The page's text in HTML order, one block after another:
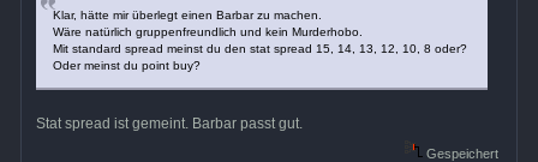
Klar, hätte mir überlegt einen Barbar zu machen.
Wäre natürlich gruppenfreundlich und kein Murderhobo.
Mit standard spread meinst du den stat spread 15, 14, 13, 12, 10, 8 oder?
Oder meinst du point buy?
Stat spread ist gemeint. Barbar passt gut.
Gespeichert